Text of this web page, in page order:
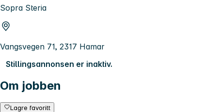
Sopra Steria
Vangsvegen 71, 2317 Hamar
Stillingsannonsen er inaktiv.
Om jobben
Lagre favoritt